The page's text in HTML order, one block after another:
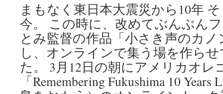
まもなく東日本大震災から10年
今。 この時に、改めてぶんぶん
とみ監督の作品「小さき声のカ
し、オンラインで集う場を作ら
た。 3月12日の朝にアメリカオレ
「Remembering Fukushima 10